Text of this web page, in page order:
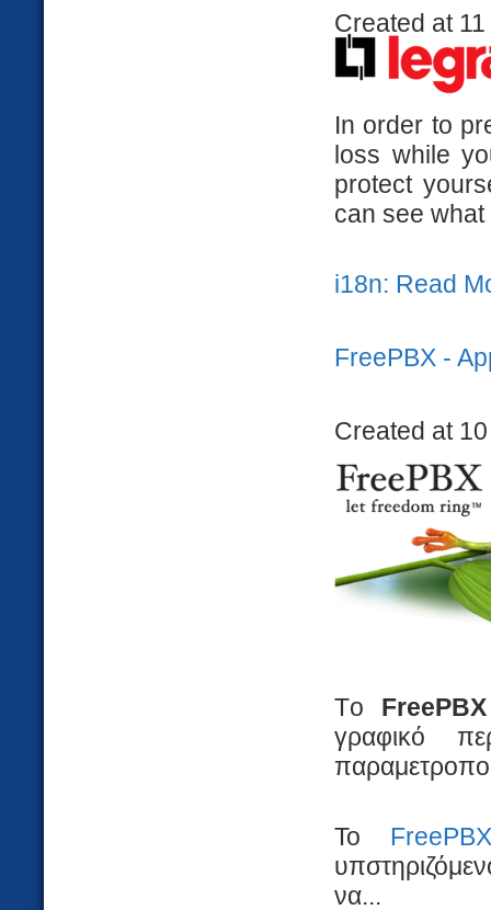
Created at 11
In order to
loss while
protect
can see
i18n: Read
FreePBX -
Created at
Tο FreePBX
γραφικό
Το
να...